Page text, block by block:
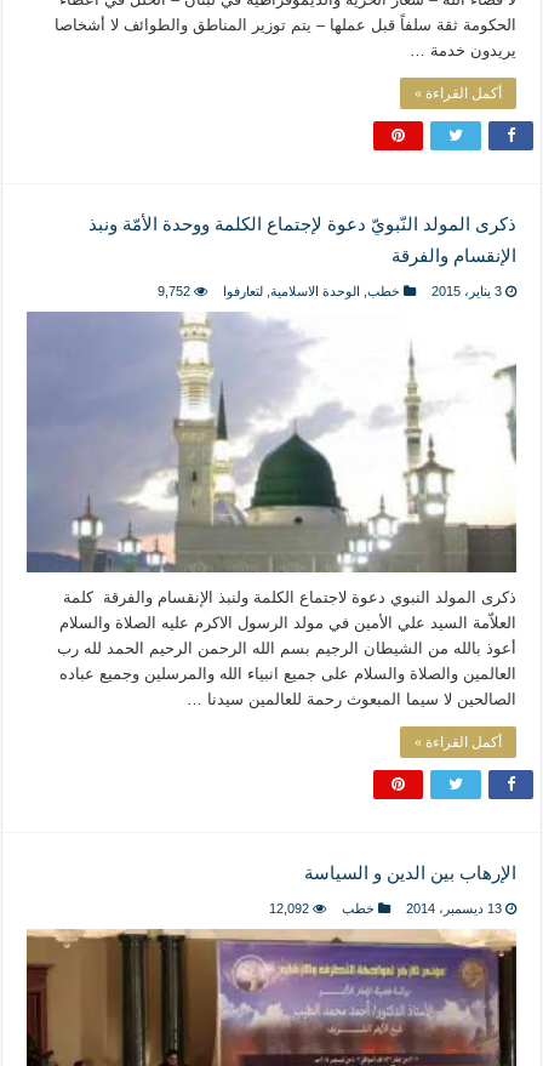
الحكومة ثقة سلفاً قبل عملها – يتم توزير المناطق والطوائف لا أشخاصا
يريدون خدمة …
أكمل القراءة »
ذكرى المولد النّبويّ دعوة لإجتماع الكلمة ووحدة الأمّة ونبذ
الإنقسام والفرقة
3 يناير، 2015 خطب, الوحدة الاسلامية, لتعارفوا 9,752
ذكرى المولد النبوي دعوة لاجتماع الكلمة ولنبذ الإنقسام والفرقة كلمة
العلاّمة السيد علي الأمين في مولد الرسول الاكرم عليه الصلاة والسلام
أعوذ بالله من الشيطان الرجيم بسم الله الرحمن الرحيم الحمد لله رب
العالمين والصلاة والسلام على جميع انبياء الله والمرسلين وجميع عباده
الصالحين لا سيما المبعوث رحمة للعالمين سيدنا …
أكمل القراءة »
الإرهاب بين الدين و السياسة
13 ديسمبر، 2014 خطب 12,092